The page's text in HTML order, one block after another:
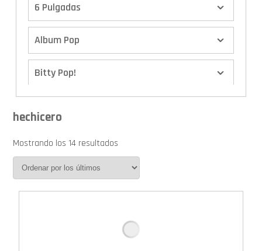
6 Pulgadas
Album Pop
Bitty Pop!
Calendario de Adviento
Cover Pop!
hechicero
Mostrando los 14 resultados